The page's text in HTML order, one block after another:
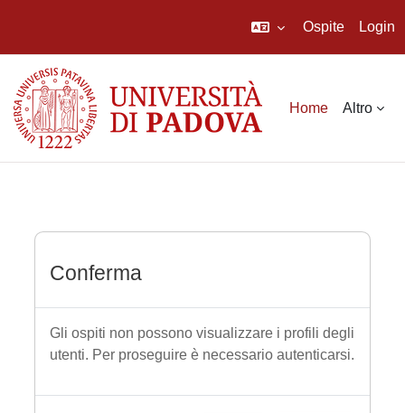
Ospite Login
Home Altro
Conferma
Gli ospiti non possono visualizzare i profili degli
utenti. Per proseguire è necessario autenticarsi.